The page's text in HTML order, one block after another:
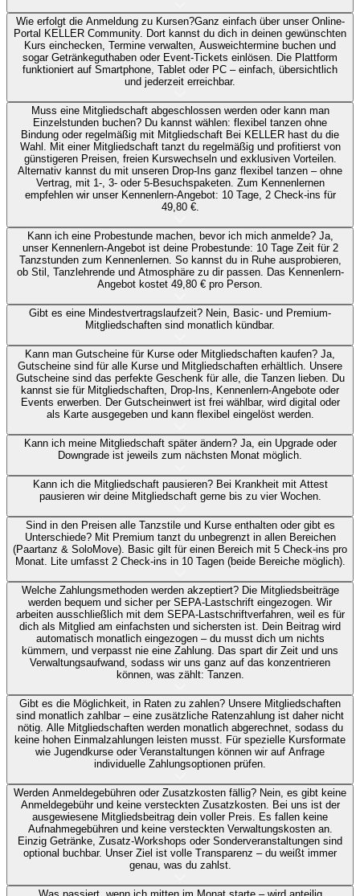
Wie erfolgt die Anmeldung zu Kursen?Ganz einfach über unser Online-
Portal KELLER Community. Dort kannst du dich in deinen gewünschten
Kurs einchecken, Termine verwalten, Ausweichtermine buchen und
sogar Getränkeguthaben oder Event-Tickets einlösen. Die Plattform
funktioniert auf Smartphone, Tablet oder PC – einfach, übersichtlich
und jederzeit erreichbar.
Muss eine Mitgliedschaft abgeschlossen werden oder kann man
Einzelstunden buchen? Du kannst wählen: flexibel tanzen ohne
Bindung oder regelmäßig mit Mitgliedschaft Bei KELLER hast du die
Wahl. Mit einer Mitgliedschaft tanzt du regelmäßig und profitierst von
günstigeren Preisen, freien Kurswechseln und exklusiven Vorteilen.
Alternativ kannst du mit unseren Drop-Ins ganz flexibel tanzen – ohne
Vertrag, mit 1-, 3- oder 5-Besuchspaketen. Zum Kennenlernen
empfehlen wir unser Kennenlern-Angebot: 10 Tage, 2 Check-ins für
49,80 €.
Kann ich eine Probestunde machen, bevor ich mich anmelde? Ja,
unser Kennenlern-Angebot ist deine Probestunde: 10 Tage Zeit für 2
Tanzstunden zum Kennenlernen. So kannst du in Ruhe ausprobieren,
ob Stil, Tanzlehrende und Atmosphäre zu dir passen. Das Kennenlern-
Angebot kostet 49,80 € pro Person.
Gibt es eine Mindestvertragslaufzeit? Nein, Basic- und Premium-
Mitgliedschaften sind monatlich kündbar.
Kann man Gutscheine für Kurse oder Mitgliedschaften kaufen? Ja,
Gutscheine sind für alle Kurse und Mitgliedschaften erhältlich. Unsere
Gutscheine sind das perfekte Geschenk für alle, die Tanzen lieben. Du
kannst sie für Mitgliedschaften, Drop-Ins, Kennenlern-Angebote oder
Events erwerben. Der Gutscheinwert ist frei wählbar, wird digital oder
als Karte ausgegeben und kann flexibel eingelöst werden.
Kann ich meine Mitgliedschaft später ändern? Ja, ein Upgrade oder
Downgrade ist jeweils zum nächsten Monat möglich.
Kann ich die Mitgliedschaft pausieren? Bei Krankheit mit Attest
pausieren wir deine Mitgliedschaft gerne bis zu vier Wochen.
Sind in den Preisen alle Tanzstile und Kurse enthalten oder gibt es
Unterschiede? Mit Premium tanzt du unbegrenzt in allen Bereichen
(Paartanz & SoloMove). Basic gilt für einen Bereich mit 5 Check-ins pro
Monat. Lite umfasst 2 Check-ins in 10 Tagen (beide Bereiche möglich).
Welche Zahlungsmethoden werden akzeptiert? Die Mitgliedsbeiträge
werden bequem und sicher per SEPA-Lastschrift eingezogen. Wir
arbeiten ausschließlich mit dem SEPA-Lastschriftverfahren, weil es für
dich als Mitglied am einfachsten und sichersten ist. Dein Beitrag wird
automatisch monatlich eingezogen – du musst dich um nichts
kümmern, und verpasst nie eine Zahlung. Das spart dir Zeit und uns
Verwaltungsaufwand, sodass wir uns ganz auf das konzentrieren
können, was zählt: Tanzen.
Gibt es die Möglichkeit, in Raten zu zahlen? Unsere Mitgliedschaften
sind monatlich zahlbar – eine zusätzliche Ratenzahlung ist daher nicht
nötig. Alle Mitgliedschaften werden monatlich abgerechnet, sodass du
keine hohen Einmalzahlungen leisten musst. Für spezielle Kursformate
wie Jugendkurse oder Veranstaltungen können wir auf Anfrage
individuelle Zahlungsoptionen prüfen.
Werden Anmeldegebühren oder Zusatzkosten fällig? Nein, es gibt keine
Anmeldegebühr und keine versteckten Zusatzkosten. Bei uns ist der
ausgewiesene Mitgliedsbeitrag dein voller Preis. Es fallen keine
Aufnahmegebühren und keine versteckten Verwaltungskosten an.
Einzig Getränke, Zusatz-Workshops oder Sonderveranstaltungen sind
optional buchbar. Unser Ziel ist volle Transparenz – du weißt immer
genau, was du zahlst.